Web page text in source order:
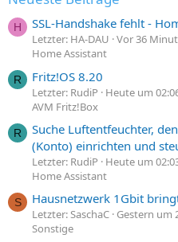
H SSL-Handshake fehlt -
Letzter: HA-DAU Vor 36
Home Assistant
R Fritz!OS 8.20
Letzter: RudiP
Heute um
AVM Fritz!Box
R
Suche Luftentfeuchter,
(Konto) einrichten und
Letzter: RudiP
Heute um
Home Assistant
S Hausnetzwerk 1Gbit
Letzter: SaschaC Gestern um
Sonstige